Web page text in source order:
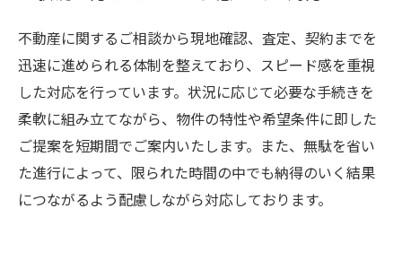
不動産に関するご相談から現地確認、査定、契約までを
迅速に進められる体制を整えており、スピード感を重視
した対応を行っています。状況に応じて必要な手続きを
柔軟に組み立てながら、物件の特性や希望条件に即した
ご提案を短期間でご案内いたします。また、無駄を省い
た進行によって、限られた時間の中でも納得のいく結果
につながるよう配慮しながら対応しております。